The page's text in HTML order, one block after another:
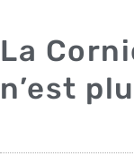
La
n’est